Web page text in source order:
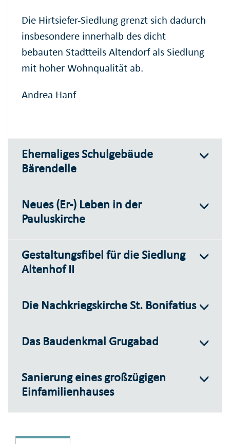
Die Hirtsiefer-Siedlung grenzt sich dadurch
insbesondere innerhalb des dicht
bebauten Stadtteils Altendorf als Siedlung
mit hoher Wohnqualität ab.
Andrea Hanf
Ehemaliges Schulgebäude
Bärendelle
Neues (Er-) Leben in der
Pauluskirche
Gestaltungsfibel für die Siedlung
Altenhof II
Die Nachkriegskirche St. Bonifatius
Das Baudenkmal Grugabad
Sanierung eines großzügigen
Einfamilienhauses